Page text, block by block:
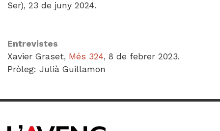
Ser), 23 de juny 2024.
Entrevistes
Xavier Graset, Més 324, 8 de febrer 2023.
Pròleg: Julià Guillamon